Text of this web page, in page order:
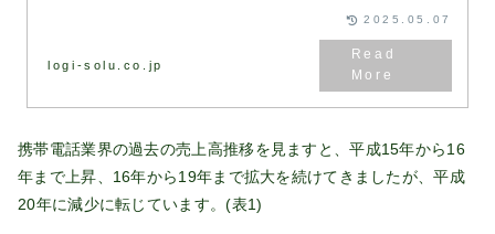
logi-solu.co.jp
2025.05.07
携帯電話業界の過去の売上高推移を見ますと、平成15年から16
年まで上昇、16年から19年まで拡大を続けてきましたが、平成
20年に減少に転じています。(表1)